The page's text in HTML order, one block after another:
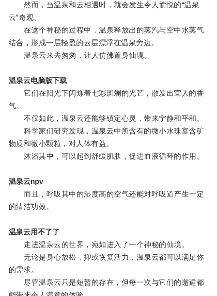
然而，当温泉和云相遇时，就会发生令人愉悦的“温泉
云”奇观。
在这个神秘的过程中，温泉释放出的蒸汽与空中水蒸气
结合，形成一层轻盈的云层漂浮在温泉旁边。
温泉云来去匆匆，让人仿佛置身仙境。
温泉云电脑版下载
它们在阳光下闪烁着七彩斑斓的光芒，散发出宜人的香
气。
不仅如此，温泉云还能够镇定心灵，带来宁静和平和。
科学家们研究发现，温泉云中所含有的微小水珠富含矿
物质和微小颗粒，对人体有益。
沐浴其中，可以起到舒缓肌肤，促进血液循环的作用。
温泉云npv
而且，呼吸其中的湿度高的空气还能对呼吸道产生一定
的清洁功效。
温泉云用不了了
走进温泉云的世界，宛如进入了一个神秘的仙境。
无论是身心放松，抑或恢复活力，温泉云都可以满足你
的需求。
尽管温泉云只是短暂的存在，但每一次与它们的邂逅都